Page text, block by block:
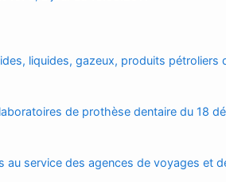
liquides, gazeux, produits pétroliers
de prothèse dentaire du 18
service des agences de voyages et